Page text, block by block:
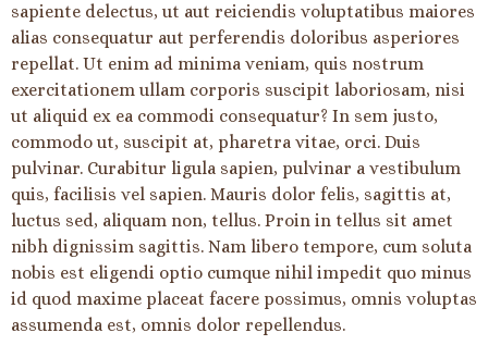
sapiente delectus, ut aut reiciendis voluptatibus maiores
alias consequatur aut perferendis doloribus asperiores
repellat. Ut enim ad minima veniam, quis nostrum
exercitationem ullam corporis suscipit laboriosam, nisi
ut aliquid ex ea commodi consequatur? In sem justo,
commodo ut, suscipit at, pharetra vitae, orci. Duis
pulvinar. Curabitur ligula sapien, pulvinar a vestibulum
quis, facilisis vel sapien. Mauris dolor felis, sagittis at,
luctus sed, aliquam non, tellus. Proin in tellus sit amet
nibh dignissim sagittis. Nam libero tempore, cum soluta
nobis est eligendi optio cumque nihil impedit quo minus
id quod maxime placeat facere possimus, omnis voluptas
assumenda est, omnis dolor repellendus.